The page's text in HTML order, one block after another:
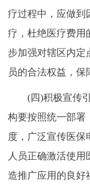
疗过程中，应做到
疗，杜绝医疗费用
步加强对辖区内定
员的合法权益，保
(四)积极宣传引
构要按照统一部署
度，广泛宣传医保
人员正确激活使
造推广应用的良好